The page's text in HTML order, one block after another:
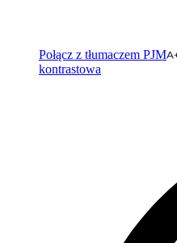
Połącz z tłumaczem PJM
kontrastowa